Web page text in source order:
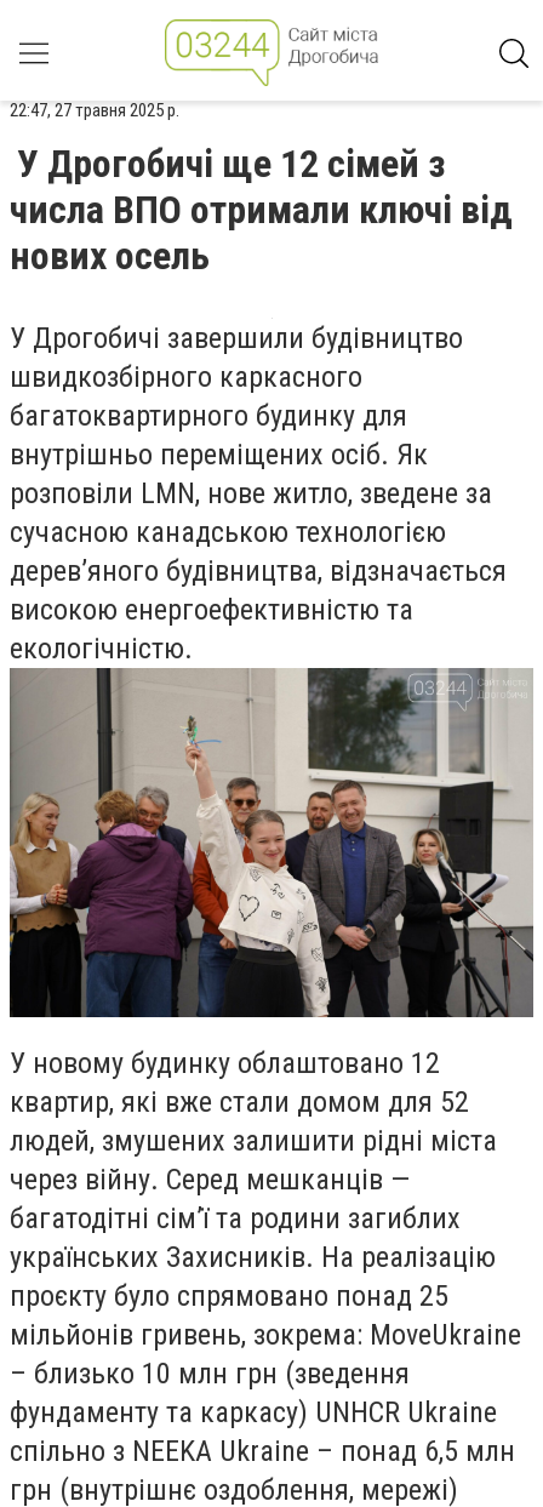
22:47, 27 травня 2025 р.
У Дрогобичі ще 12 сімей з
числа ВПО отримали ключі від
нових осель
У Дрогобичі завершили будівництво
швидкозбірного каркасного
багатоквартирного будинку для
внутрішньо переміщених осіб. Як
розповіли LMN, нове житло, зведене за
сучасною канадською технологією
дерев’яного будівництва, відзначається
високою енергоефективністю та
екологічністю.
У новому будинку облаштовано 12
квартир, які вже стали домом для 52
людей, змушених залишити рідні міста
через війну. Серед мешканців —
багатодітні сім’ї та родини загиблих
українських Захисників. На реалізацію
проєкту було спрямовано понад 25
мільйонів гривень, зокрема: MoveUkraine
– близько 10 млн грн (зведення
фундаменту та каркасу) UNHCR Ukraine
спільно з NEEKA Ukraine – понад 6,5 млн
грн (внутрішнє оздоблення, мережі)